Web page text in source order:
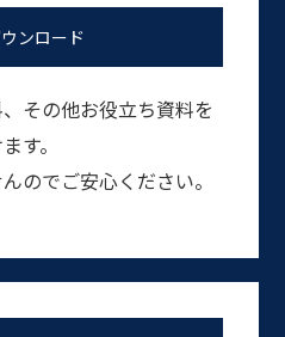
ンロード
その他お役立ち資料を
す。
のでご安心ください。